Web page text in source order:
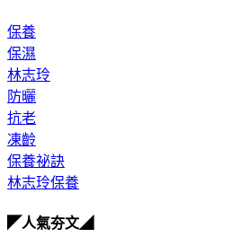
保養
保濕
林志玲
防曬
抗老
凍齡
保養祕訣
林志玲保養
◤人氣夯文◢